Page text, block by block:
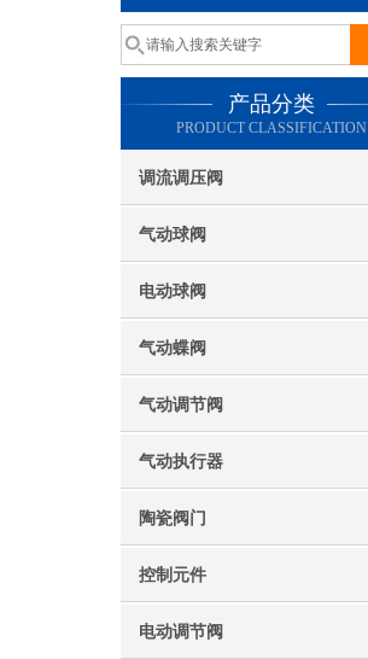
产品分类
PRODUCT CLASSIFICATION
调流调压阀
气动球阀
电动球阀
气动蝶阀
气动调节阀
气动执行器
陶瓷阀门
控制元件
电动调节阀